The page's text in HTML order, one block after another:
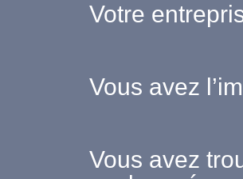
Votre
Vous avez
Vous avez